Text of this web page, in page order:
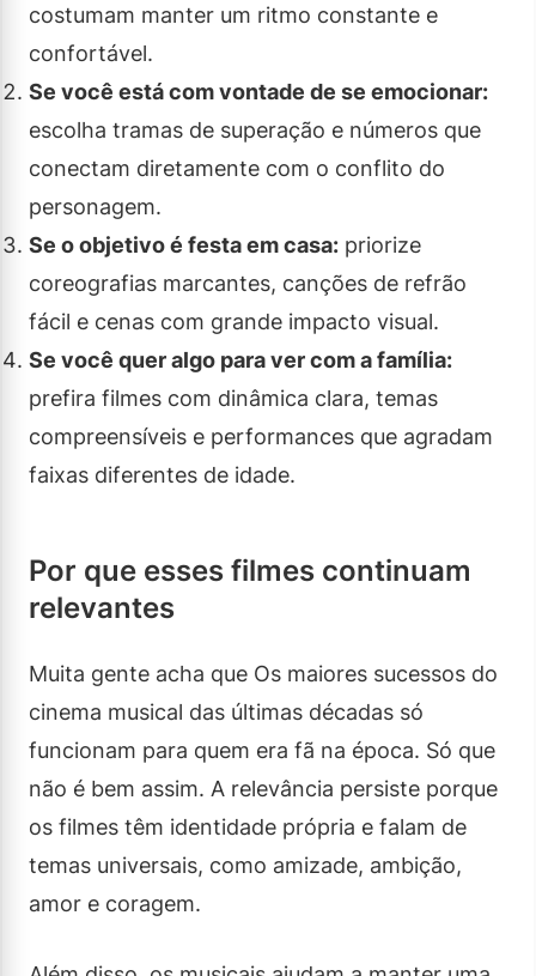
costumam manter um ritmo constante e
confortável.
Se você está com vontade de se emocionar:
escolha tramas de superação e números que
conectam diretamente com o conflito do
personagem.
Se o objetivo é festa em casa: priorize
coreografias marcantes, canções de refrão
fácil e cenas com grande impacto visual.
Se você quer algo para ver com a família:
prefira filmes com dinâmica clara, temas
compreensíveis e performances que agradam
faixas diferentes de idade.
Por que esses filmes continuam
relevantes
Muita gente acha que Os maiores sucessos do
cinema musical das últimas décadas só
funcionam para quem era fã na época. Só que
não é bem assim. A relevância persiste porque
os filmes têm identidade própria e falam de
temas universais, como amizade, ambição,
amor e coragem.